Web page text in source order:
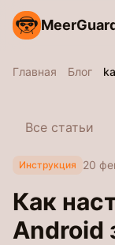
Главная Блог
Все статьи
Инструкция 20
Как
Android